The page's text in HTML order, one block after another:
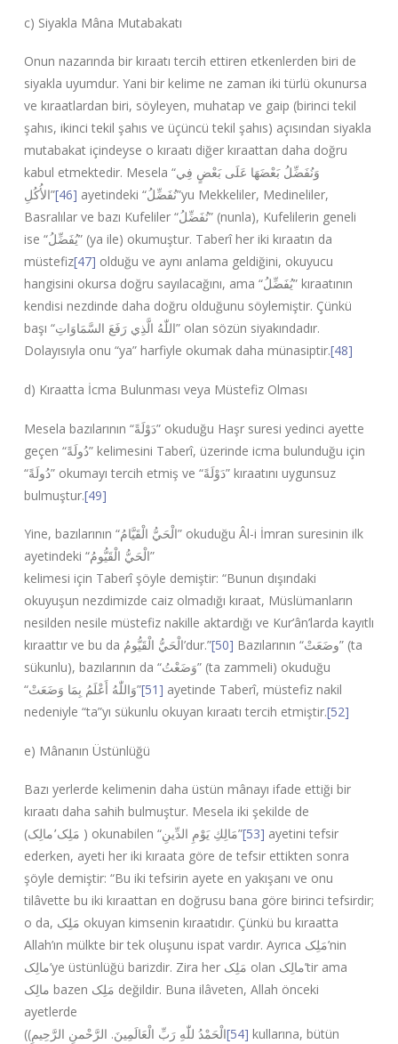
c) Siyakla Mâna Mutabakatı
Onun nazarında bir kıraatı tercih ettiren etkenlerden biri de
siyakla uyumdur. Yani bir kelime ne zaman iki türlü okunursa
ve kıraatlardan biri, söyleyen, muhatap ve gaip (birinci tekil
şahıs, ikinci tekil şahıs ve üçüncü tekil şahıs) açısından siyakla
mutabakat içindeyse o kıraatı diğer kıraattan daha doğru
kabul etmektedir. Mesela “وَنُفَضِّلُ بَعْضَهَا عَلَى بَعْضٍ فِي
الأُكُلِ”[46] ayetindeki “نُفَضِّلُ”yu Mekkeliler, Medineliler,
Basralılar ve bazı Kufeliler “نُفَضِّلُ” (nunla), Kufelilerin geneli
ise “یُفَضِّلُ” (ya ile) okumuştur. Taberî her iki kıraatın da
müstefiz[47] olduğu ve aynı anlama geldiğini, okuyucu
hangisini okursa doğru sayılacağını, ama “یُفَضِّلُ” kıraatının
kendisi nezdinde daha doğru olduğunu söylemiştir. Çünkü
başı “اللّٰهُ الَّذِي رَفَعَ السَّمَاوَاتِ” olan sözün siyakındadır.
Dolayısıyla onu “ya” harfiyle okumak daha münasiptir.[48]
d) Kıraatta İcma Bulunması veya Müstefiz Olması
Mesela bazılarının “دَوْلَةً” okuduğu Haşr suresi yedinci ayette
geçen “دُولَةً” kelimesini Taberî, üzerinde icma bulunduğu için
“دُولَةً” okumayı tercih etmiş ve “دَوْلَةً” kıraatını uygunsuz
bulmuştur.[49]
Yine, bazılarının “الْحَيُّ الْقَيَّامُ” okuduğu Âl-i İmran suresinin ilk
ayetindeki “الْحَيُّ الْقَيُّومُ”
kelimesi için Taberî şöyle demiştir: “Bunun dışındaki
okuyuşun nezdimizde caiz olmadığı kıraat, Müslümanların
nesilden nesile müstefiz nakille aktardığı ve Kur’ân’larda kayıtlı
kıraattır ve bu da الْحَيُّ الْقَيُّومُ’dur.”[50] Bazılarının “وضَعَتْ” (ta
sükunlu), bazılarının da “وَضَعْتُ” (ta zammeli) okuduğu
“وَاللّٰهُ أَعْلَمُ بِمَا وَضَعَتْ”[51] ayetinde Taberî, müstefiz nakil
nedeniyle “ta”yı sükunlu okuyan kıraatı tercih etmiştir.[52]
e) Mânanın Üstünlüğü
Bazı yerlerde kelimenin daha üstün mânayı ifade ettiği bir
kıraatı daha sahih bulmuştur. Mesela iki şekilde de
(مالِک٬مَلِک ) okunabilen “مَالِكِ يَوْمِ الدِّينِ”[53] ayetini tefsir
ederken, ayeti her iki kıraata göre de tefsir ettikten sonra
şöyle demiştir: “Bu iki tefsirin ayete en yakışanı ve onu
tilâvette bu iki kıraattan en doğrusu bana göre birinci tefsirdir;
o da, مَلِک okuyan kimsenin kıraatıdır. Çünkü bu kıraatta
Allah’ın mülkte bir tek oluşunu ispat vardır. Ayrıca مَلِک’nin
مالِک’ye üstünlüğü barizdir. Zira her مَلِک olan مالِک’tir ama
مالِک bazen مَلِک değildir. Buna ilâveten, Allah önceki
ayetlerde
(الْحَمْدُ للّٰهِ رَبِّ الْعَالَمِينَ. الرَّحْمنِ الرَّحِيمِ)[54] kullarına, bütün